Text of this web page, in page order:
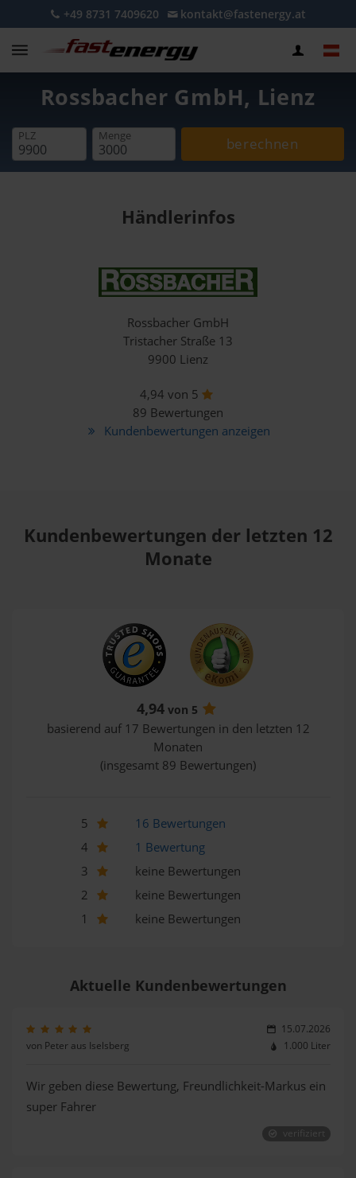
+49 8731 7409620 kontakt@fastenergy.at
Rossbacher GmbH, Lienz
PLZ Menge berechnen
Händlerinfos
Rossbacher GmbH
Tristacher Straße 13
9900 Lienz
4,94 von 5
89 Bewertungen
Kundenbewertungen anzeigen
Kundenbewertungen der letzten 12
Monate
4,94 von 5
basierend auf 17 Bewertungen in den letzten 12
Monaten
(insgesamt 89 Bewertungen)
5
16 Bewertungen
4
1 Bewertung
3
keine Bewertungen
2
keine Bewertungen
1
keine Bewertungen
Aktuelle Kundenbewertungen
15.07.2026
von Peter aus Iselsberg
1.000 Liter
Wir geben diese Bewertung, Freundlichkeit-Markus ein
super Fahrer
verifiziert